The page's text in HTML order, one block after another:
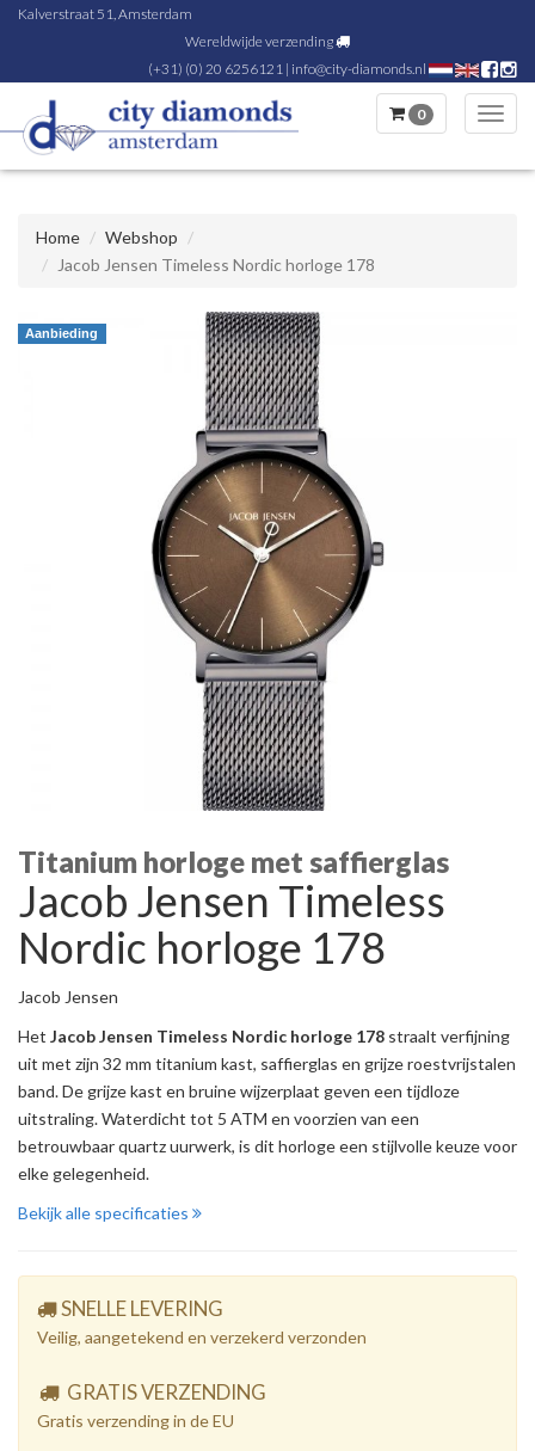
Kalverstraat 51, Amsterdam
Wereldwijde verzending
(+31) (0) 20 6256121 | info@city-diamonds.nl
0
Home
Webshop
Jacob Jensen Timeless Nordic horloge 178
Aanbieding
Titanium horloge met saffierglas
Jacob Jensen Timeless
Nordic horloge 178
Jacob Jensen
Het Jacob Jensen Timeless Nordic horloge 178 straalt verfijning
uit met zijn 32 mm titanium kast, saffierglas en grijze roestvrijstalen
band. De grijze kast en bruine wijzerplaat geven een tijdloze
uitstraling. Waterdicht tot 5 ATM en voorzien van een
betrouwbaar quartz uurwerk, is dit horloge een stijlvolle keuze voor
elke gelegenheid.
Bekijk alle specificaties
SNELLE LEVERING
Veilig, aangetekend en verzekerd verzonden
GRATIS VERZENDING
Gratis verzending in de EU